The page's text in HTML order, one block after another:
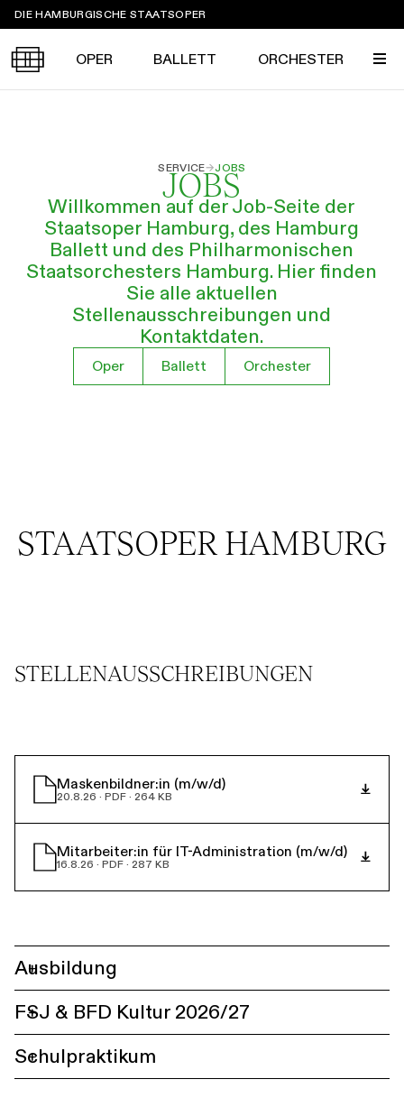
DIE HAMBURGISCHE STAATSOPER
OPER BALLETT ORCHESTER
Tickets &
Termine
KALENDER
Alle Oper Ballett Konzert
PROGRAMM
Spielzeit 2026/2027 Premieren
Konzerte
ÜBER UNS
Oper Ballett Orchester
Die Hamburgische Staatsoper
SERVICE
Tickets & Preise Ihr Besuch Abos
DANKE MEIN KONTO
SERVICE→JOBS
JOBS
Willkommen auf der Job-Seite der
Staatsoper Hamburg, des Hamburg
Ballett und des Philharmonischen
Staatsorchesters Hamburg. Hier finden
Sie alle aktuellen
Stellenausschreibungen und
Kontaktdaten.
Oper Ballett Orchester
STAATSOPER HAMBURG
STELLENAUSSCHREIBUNGEN
Maskenbildner:in (m/w/d)
20.8.26 · PDF · 264 KB
Mitarbeiter:in für IT-Administration (m/w/d)
16.8.26 · PDF · 287 KB
Ausbildung
+
FSJ & BFD Kultur 2026/27
+
Schulpraktikum
+